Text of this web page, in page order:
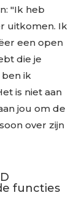
"Ik heb
uitkomen. Ik
een open
die je
ik
is niet aan
jou om de
over zijn
functies